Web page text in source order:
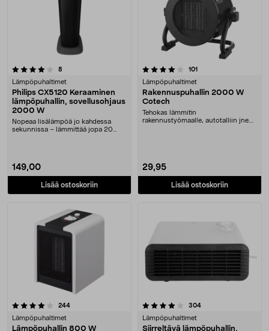
8
Lämpöpuhaltimet
Philips CX5120 Keraaminen
lämpöpuhallin, sovellusohjaus
2000 W
Nopeaa lisälämpöä jo kahdessa
sekunnissa – lämmittää jopa 20
149,00
Lisää ostoskoriin
4.0 viidestä tähdestä 101
Lämpöpuhaltimet
Rakennuspuhallin 2000 W
Cotech
Tehokas lämmitin
rakennustyömaalle, autotalliin jne.
29,95
Lisää ostoskoriin
244arvostelut
Lämpöpuhaltimet
Lämpöpuhallin 800 W
4.0 viidestä tähdestä 304arvostelut
Lämpöpuhaltimet
Siirreltävä lämpöpuhallin,